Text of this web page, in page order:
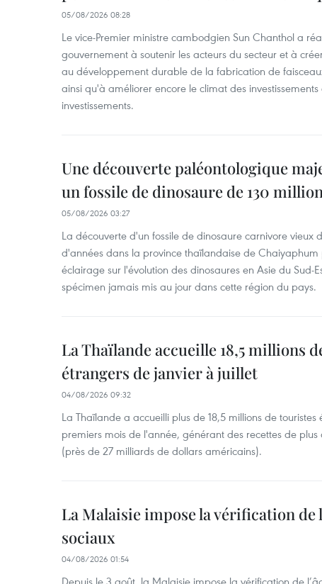
05/08/2026 08:28
Le vice-Premier ministre cambodgien Sun Chanthol a
gouvernement à soutenir les acteurs du secteur et à
au développement durable de la fabrication de
ainsi qu'à améliorer encore le climat des
investissements.
Une découverte paléontologique
un fossile de dinosaure de 130
05/08/2026 03:27
La découverte d'un fossile de dinosaure carnivore vieux
d'années dans la province thaïlandaise de
éclairage sur l'évolution des dinosaures en Asie du Sud-
spécimen jamais mis au jour dans cette région du pays.
La Thaïlande accueille 18,5 millions
étrangers de janvier à juillet
04/08/2026 09:32
La Thaïlande a accueilli plus de 18,5 millions de
premiers mois de l'année, générant des recettes de
(près de 27 milliards de dollars américains).
La Malaisie impose la vérification de
sociaux
04/08/2026 01:54
Depuis le 3 août, la Malaisie impose la vérification de